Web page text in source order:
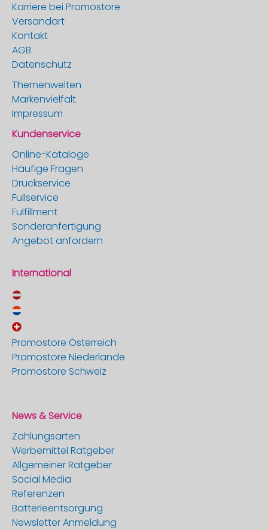
Karriere bei Promostore
Versandart
Kontakt
AGB
Datenschutz
Themenwelten
Markenvielfalt
Impressum
Kundenservice
Online-Kataloge
Häufige Fragen
Druckservice
Fullservice
Fulfillment
Sonderanfertigung
Angebot anfordern
International
Promostore Österreich
Promostore Niederlande
Promostore Schweiz
News & Service
Zahlungsarten
Werbemittel Ratgeber
Allgemeiner Ratgeber
Social Media
Referenzen
Batterieentsorgung
Newsletter Anmeldung